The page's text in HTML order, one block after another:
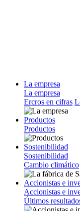
La empresa
La empresa
Ercros en cifras
Productos
Productos
Sostenibilidad
Sostenibilidad
Cambio climático
Accionistas e
Accionistas e
Últimos